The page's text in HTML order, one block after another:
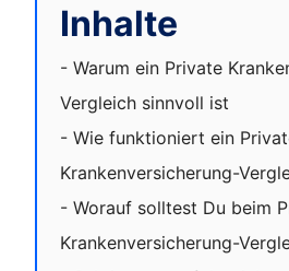
Inhalte
- Warum ein Private
Vergleich sinnvoll ist
- Wie funktioniert ein
Krankenversicherung-
- Worauf solltest Du beim
Krankenversicherung-